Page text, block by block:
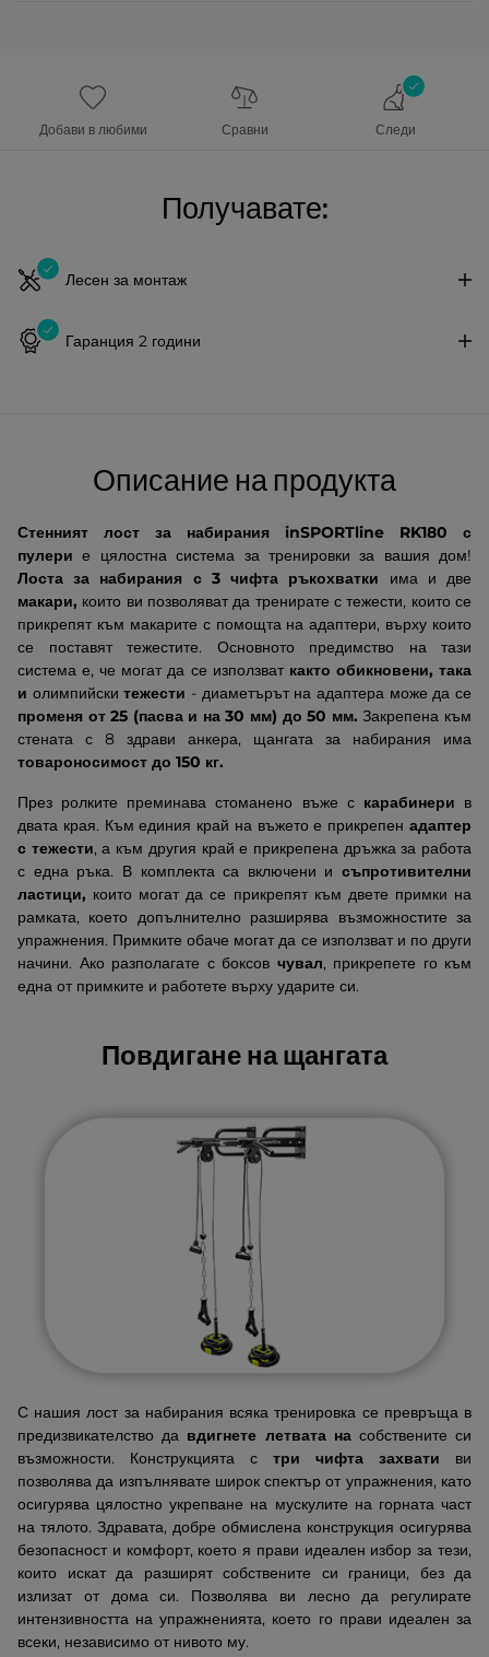
Добави в любими Сравни Следи
Получавате:
Лесен за монтаж
Гаранция 2 години
Описание на продукта
Стенният лост за набирания inSPORTline RK180 с
пулери е цялостна система за тренировки за вашия дом!
Лоста за набирания с 3 чифта ръкохватки има и две
макари, които ви позволяват да тренирате с тежести, които се
прикрепят към макарите с помощта на адаптери, върху които
се поставят тежестите. Основното предимство на тази
система е, че могат да се използват както обикновени, така
и олимпийскитежести - диаметърът на адаптера може да се
променя от 25 (пасва и на 30 мм) до 50 мм. Закрепена към
стената с 8 здрави анкера, щангата за набирания има
товароносимост до 150 кг.
През ролките преминава стоманено въже с карабинери в
двата края. Към единия край на въжето е прикрепен адаптер
с тежести, а към другия край е прикрепена дръжка за работа
с една ръка. В комплекта са включени и съпротивителни
ластици, които могат да се прикрепят към двете примки на
рамката, което допълнително разширява възможностите за
упражнения. Примките обаче могат да се използват и по други
начини. Ако разполагате с боксов чувал, прикрепете го към
една от примките и работете върху ударите си.
Повдигане на щангата
С нашия лост за набирания всяка тренировка се превръща в
предизвикателство да вдигнете летвата насобствените си
възможности. Конструкцията с три чифта захвати ви
позволява да изпълнявате широк спектър от упражнения, като
осигурява цялостно укрепване на мускулите на горната част
на тялото. Здравата, добре обмислена конструкция осигурява
безопасност и комфорт, което я прави идеален избор за тези,
които искат да разширят собствените си граници, без да
излизат от дома си. Позволява ви лесно да регулирате
интензивността на упражненията, което го прави идеален за
всеки, независимо от нивото му.